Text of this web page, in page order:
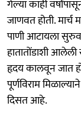
गेल्या काही
जाणवत होती. मार्च
पाणी आटायला
हातातोंडाशी
हृदय कालवून जात
पूर्णविराम
दिसत आहे.